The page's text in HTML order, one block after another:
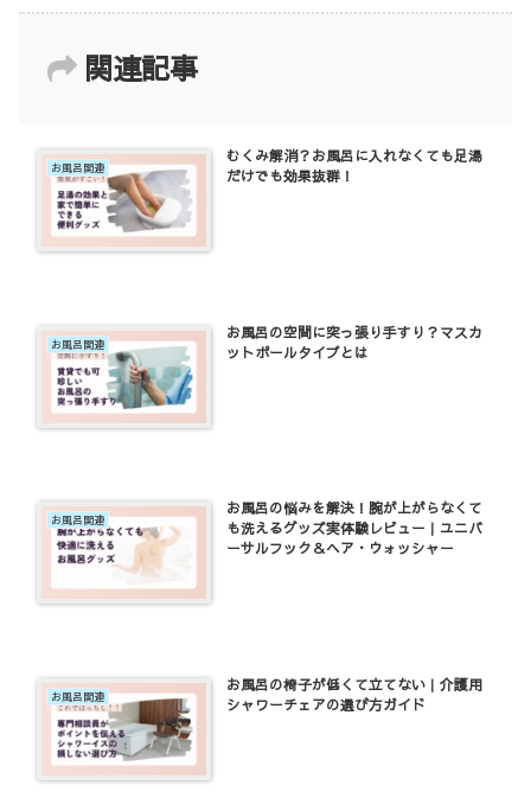
関連記事
お風呂関連
むくみ解消？お風呂に入れなくても足湯
だけでも効果抜群！
お風呂関連
お風呂の空間に突っ張り手すり？マスカ
ットポールタイプとは
お風呂関連
お風呂の悩みを解決！腕が上がらなくて
も洗えるグッズ実体験レビュー｜ユニバ
ーサルフック＆ヘア・ウォッシャー
お風呂関連
お風呂の椅子が低くて立てない｜介護用
シャワーチェアの選び方ガイド